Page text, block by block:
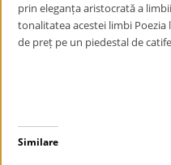
prin eleganța aristocrată a
tonalitatea acestei limbi
de preț pe un piedestal de
Similare